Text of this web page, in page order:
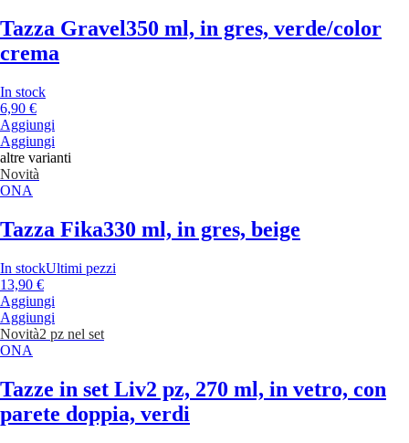
Tazza Gravel350 ml, in gres, verde/color
crema
In stock
6,90 €
Aggiungi
Aggiungi
altre varianti
Novità
ONA
Tazza Fika330 ml, in gres, beige
In stockUltimi pezzi
13,90 €
Aggiungi
Aggiungi
Novità2 pz nel set
ONA
Tazze in set Liv2 pz, 270 ml, in vetro, con
parete doppia, verdi